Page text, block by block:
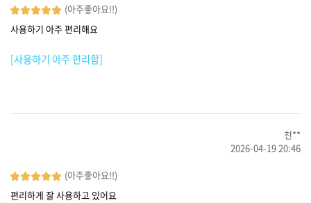
(아주좋아요!!)
사용하기 아주 편리해요
[사용하기 아주 편리함]
천**
2026-04-19 20:46
(아주좋아요!!)
편리하게 잘 사용하고 있어요